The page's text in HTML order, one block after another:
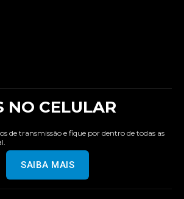
NO CELULAR
de transmissão e fique por dentro de todas as
SAIBA MAIS